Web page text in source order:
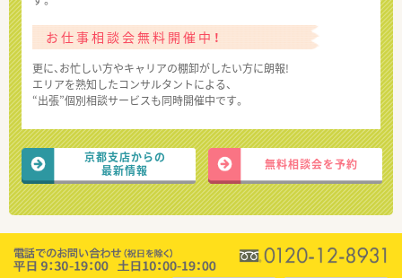
お仕事相談会無料開催中！
更に、お忙しい方やキャリアの棚卸がしたい方に朗報!
エリアを熟知したコンサルタントによる、
“出張”個別相談サービスも同時開催中です。
京都支店からの
最新情報
無料相談会を予約